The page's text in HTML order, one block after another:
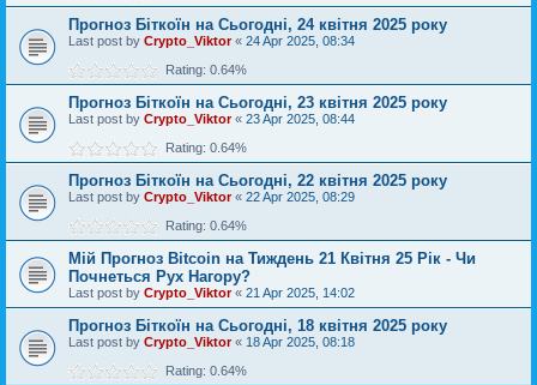
Прогноз Біткоїн на Сьогодні, 24 квітня 2025 року
Last post by Crypto_Viktor« 24 Apr 2025, 08:34
Rating: 0.64%
Прогноз Біткоїн на Сьогодні, 23 квітня 2025 року
Last post by Crypto_Viktor« 23 Apr 2025, 08:44
Rating: 0.64%
Прогноз Біткоїн на Сьогодні, 22 квітня 2025 року
Last post by Crypto_Viktor« 22 Apr 2025, 08:29
Rating: 0.64%
Мій Прогноз Bitcoin на Тиждень 21 Квітня 25 Рік - Чи
Почнеться Рух Нагору?
Last post by Crypto_Viktor« 21 Apr 2025, 14:02
Прогноз Біткоїн на Сьогодні, 18 квітня 2025 року
Last post by Crypto_Viktor« 18 Apr 2025, 08:18
Rating: 0.64%